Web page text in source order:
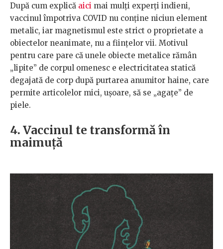
După cum explică aici mai mulți experți indieni,
vaccinul împotriva COVID nu conține niciun element
metalic, iar magnetismul este strict o proprietate a
obiectelor neanimate, nu a ființelor vii. Motivul
pentru care pare că unele obiecte metalice rămân
„lipite” de corpul omenesc e electricitatea statică
degajată de corp după purtarea anumitor haine, care
permite articolelor mici, ușoare, să se „agațe” de
piele.
4. Vaccinul te transformă în
maimuță